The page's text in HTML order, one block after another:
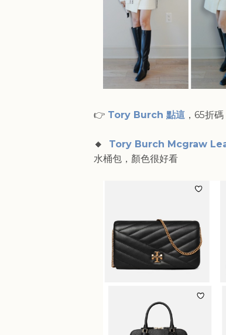
👉 Tory Burch 點這 ，65折
🔸 Tory Burch Mcgraw
水桶包，顏色很好看